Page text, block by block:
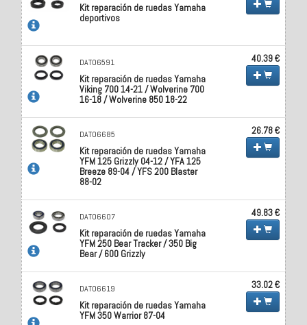
Kit reparación de ruedas Yamaha
deportivos
DAT06591
Kit reparación de ruedas Yamaha
Viking 700 14-21 / Wolverine 700
16-18 / Wolverine 850 18-22
40.39 €
DAT06685
Kit reparación de ruedas Yamaha
YFM 125 Grizzly 04-12 / YFA 125
Breeze 89-04 / YFS 200 Blaster
88-02
26.78 €
DAT06607
Kit reparación de ruedas Yamaha
YFM 250 Bear Tracker / 350 Big
Bear / 600 Grizzly
49.83 €
DAT06619
Kit reparación de ruedas Yamaha
YFM 350 Warrior 87-04
33.02 €